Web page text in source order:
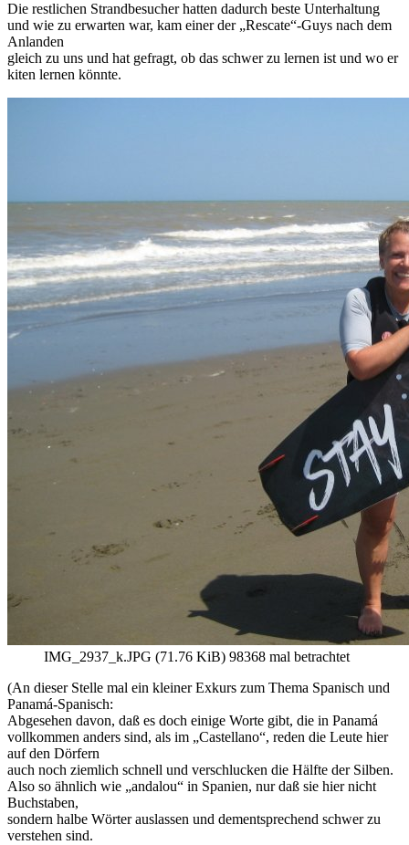
Die restlichen Strandbesucher hatten dadurch beste Unterhaltung
und wie zu erwarten war, kam einer der „Rescate“-Guys nach dem
Anlanden
gleich zu uns und hat gefragt, ob das schwer zu lernen ist und wo er
kiten lernen könnte.
IMG_2937_k.JPG (71.76 KiB) 98368 mal betrachtet
(An dieser Stelle mal ein kleiner Exkurs zum Thema Spanisch und
Panamá-Spanisch:
Abgesehen davon, daß es doch einige Worte gibt, die in Panamá
vollkommen anders sind, als im „Castellano“, reden die Leute hier
auf den Dörfern
auch noch ziemlich schnell und verschlucken die Hälfte der Silben.
Also so ähnlich wie „andalou“ in Spanien, nur daß sie hier nicht
Buchstaben,
sondern halbe Wörter auslassen und dementsprechend schwer zu
verstehen sind.